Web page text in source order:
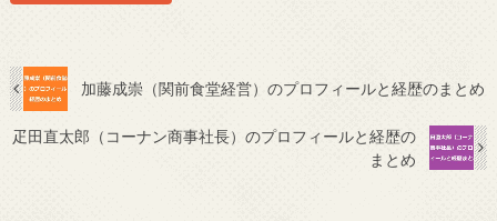
加藤成崇（関前食堂経営）のプロフィールと経歴のまとめ
疋田直太郎（コーナン商事社長）のプロフィールと経歴の
まとめ